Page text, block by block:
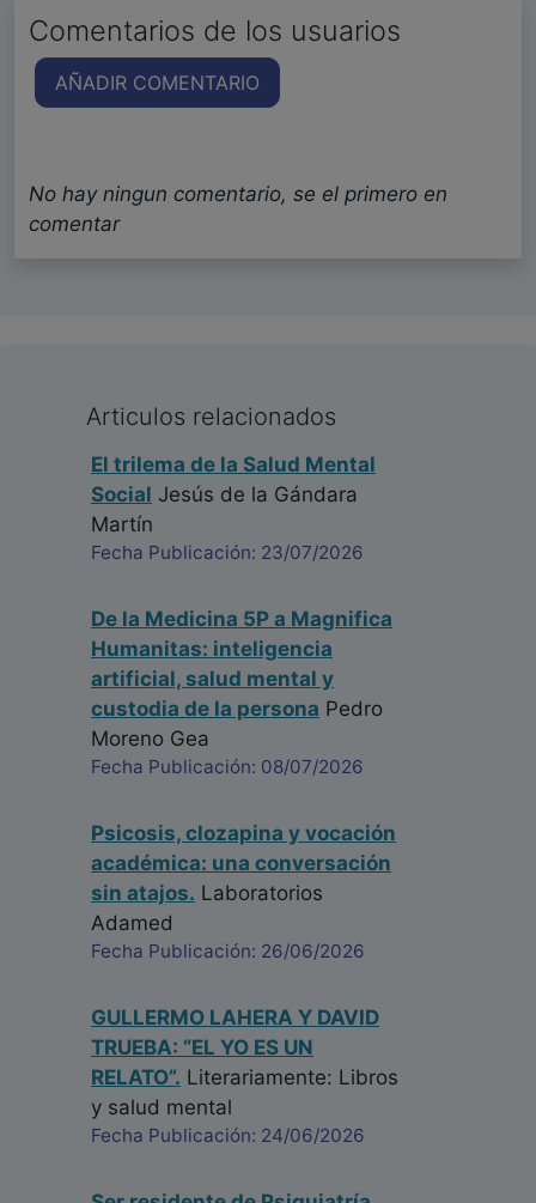
Comentarios de los usuarios
AÑADIR COMENTARIO
No hay ningun comentario, se el primero en
comentar
Articulos relacionados
El trilema de la Salud Mental
Social Jesús de la Gándara
Martín
Fecha Publicación: 23/07/2026
De la Medicina 5P a Magnifica
Humanitas: inteligencia
artificial, salud mental y
custodia de la persona Pedro
Moreno Gea
Fecha Publicación: 08/07/2026
Psicosis, clozapina y vocación
académica: una conversación
sin atajos. Laboratorios
Adamed
Fecha Publicación: 26/06/2026
GULLERMO LAHERA Y DAVID
TRUEBA: “EL YO ES UN
RELATO”. Literariamente: Libros
y salud mental
Fecha Publicación: 24/06/2026